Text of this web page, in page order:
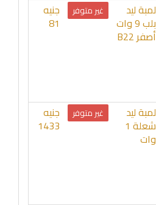
لمبة ليد
بلب 9 وات
أصفر B22
غير متوفر جنيه
81
لمبة ليد
شعلة 1
وات
غير متوفر جنيه
1433